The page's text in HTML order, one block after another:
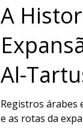
A
Al-
Registros árabes
e as rotas da